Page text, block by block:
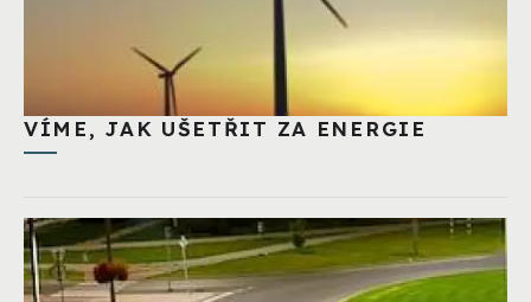
VÍME, JAK UŠETŘIT ZA ENERGIE